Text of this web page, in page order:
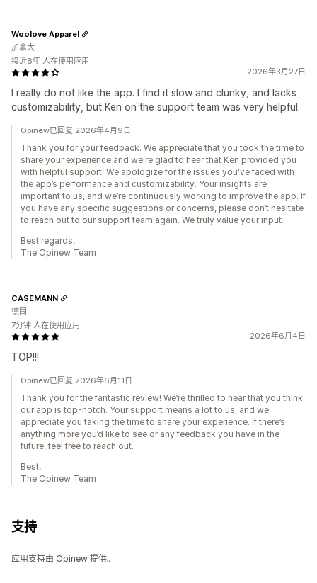
2026年3月27日
I really do not like the app. I find it slow and clunky, and lacks
customizability, but Ken on the support team was very helpful.
Woolove Apparel
加拿大
接近6年 人在使用应用
Opinew已回复 2026年4月9日
Thank you for your feedback. We appreciate that you took the time to
share your experience and we're glad to hear that Ken provided you
with helpful support. We apologize for the issues you've faced with
the app’s performance and customizability. Your insights are
important to us, and we’re continuously working to improve the app. If
you have any specific suggestions or concerns, please don’t hesitate
to reach out to our support team again. We truly value your input.
Best regards,
The Opinew Team
2026年6月4日
TOP!!!
CASEMANN
德国
7分钟 人在使用应用
Opinew已回复 2026年6月11日
Thank you for the fantastic review! We’re thrilled to hear that you think
our app is top-notch. Your support means a lot to us, and we
appreciate you taking the time to share your experience. If there’s
anything more you’d like to see or any feedback you have in the
future, feel free to reach out.
Best,
The Opinew Team
支持
应用支持由 Opinew 提供。